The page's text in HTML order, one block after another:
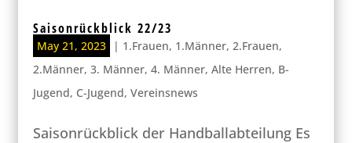
Saisonrückblick 22/23
May 21, 2023 | 1.Frauen, 1.Männer,2.Frauen,
2.Männer,3. Männer,4. Männer,Alte Herren, B-
Jugend, C-Jugend,Vereinsnews
Saisonrückblick der Handballabteilung Es